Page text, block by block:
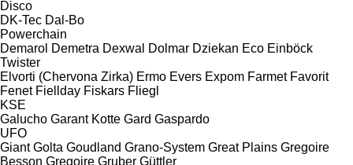
Disco
DK-Tec Dal-Bo
Powerchain
Demarol Demetra Dexwal Dolmar Dziekan Eco Einböck
Twister
Elvorti (Chervona Zirka) Ermo Evers Expom Farmet Favorit
Fenet Fiellday Fiskars Fliegl
KSE
Galucho Garant Kotte Gard Gaspardo
UFO
Giant Golta Goudland Grano-System Great Plains Gregoire
Besson Gregoire Gruber Güttler